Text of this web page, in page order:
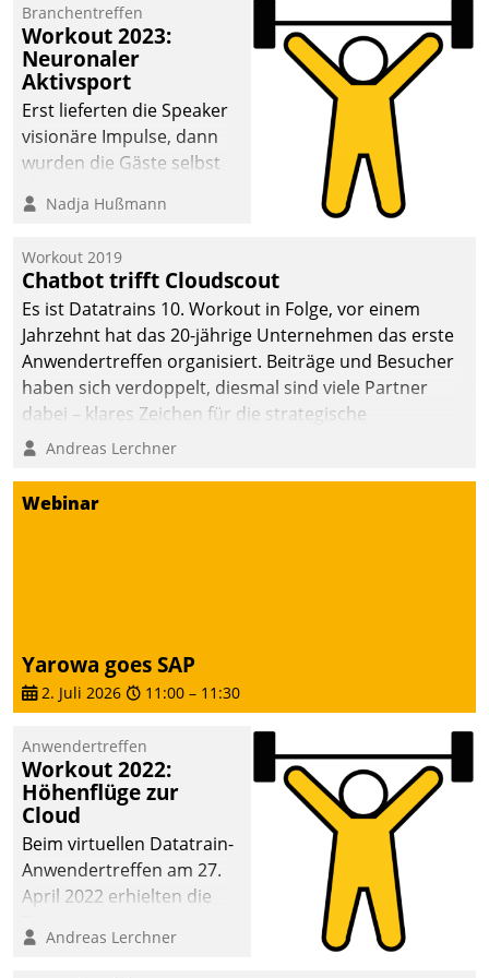
Mammutprojekte
meistern und Workloads
wuppen – bei zunehmend
anspruchsvollen
Aufgaben und
abnehmendem
Branchentreffen
Workout 2023:
Neuronaler
Aktivsport
Erst lieferten die Speaker
visionäre Impulse, dann
wurden die Gäste selbst
methodisch
Quartier. Dazwischen
zeigte Datatrain, was es
Neues zu bieten hat.
Nadja Hußmann
Workout 2019
Chatbot trifft Cloudscout
Es ist Datatrains 10. Workout in Folge, vor einem
Jahrzehnt hat das 20-jährige Unternehmen das erste
Anwendertreffen organisiert. Beiträge und Besucher
haben sich verdoppelt, diesmal sind viele Partner
dabei – klares Zeichen für die strategische
Fokussierung auf den Kunden.
Andreas Lerchner
Webinar
Yarowa goes SAP
2. Juli 2026 11:00 – 11:30
Anwendertreffen
Workout 2022:
Höhenflüge zur
Cloud
Beim virtuellen Datatrain-
Anwendertreffen am 27.
April 2022 erhielten die
Teilnehmer kurzweilige
Andreas Lerchner